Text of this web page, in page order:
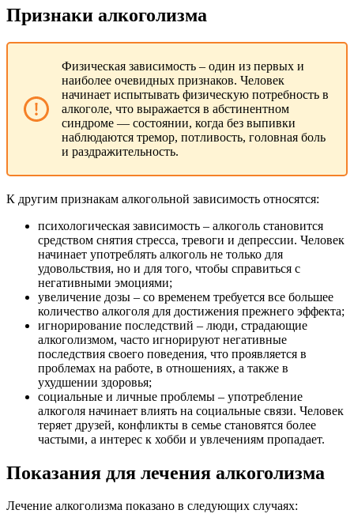
Признаки алкоголизма
Физическая зависимость – один из первых и
наиболее очевидных признаков. Человек
начинает испытывать физическую потребность в
алкоголе, что выражается в абстинентном
синдроме — состоянии, когда без выпивки
наблюдаются тремор, потливость, головная боль
и раздражительность.
К другим признакам алкогольной зависимость относятся:
психологическая зависимость – алкоголь становится
средством снятия стресса, тревоги и депрессии. Человек
начинает употреблять алкоголь не только для
удовольствия, но и для того, чтобы справиться с
негативными эмоциями;
увеличение дозы – со временем требуется все большее
количество алкоголя для достижения прежнего эффекта;
игнорирование последствий – люди, страдающие
алкоголизмом, часто игнорируют негативные
последствия своего поведения, что проявляется в
проблемах на работе, в отношениях, а также в
ухудшении здоровья;
социальные и личные проблемы – употребление
алкоголя начинает влиять на социальные связи. Человек
теряет друзей, конфликты в семье становятся более
частыми, а интерес к хобби и увлечениям пропадает.
Показания для лечения алкоголизма
Лечение алкоголизма показано в следующих случаях: